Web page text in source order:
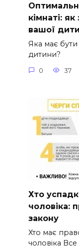
кімнаті:
вашої
Яка має бути
дитини?
0 37
Хто
чоловіка:
закону
Хто має
чоловіка Все